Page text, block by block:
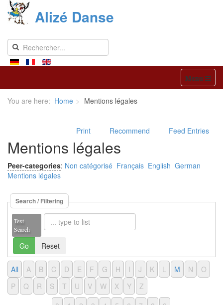
Alizé Danse
Menu
You are here: Home Mentions légales
Print Recommend Feed Entries
Mentions légales
Peer-categories: Non catégorisé Français English German
Mentions légales
Search / Filtering
Text
Search
Go Reset
All A B C D E F G H I J K L M N
O
P
Q R S T U V W X Y
Z